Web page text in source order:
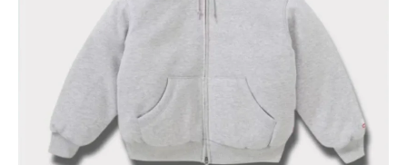
Supreme シュプ
リーム 2024AW
Face Down Zip
Up Hooded
Sweatshirt ノー
スフェイスダウン
ジップアップフー
ドパーカー ヘザ
ーグレー 灰
(税込)
NEW ITEMS